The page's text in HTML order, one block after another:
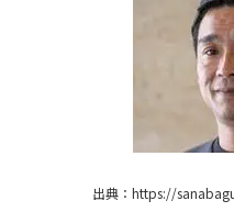
中田久美が老
いつから？若
新庄剛志の年
出典：https://